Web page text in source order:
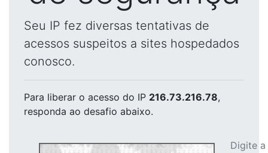
Seu IP fez diversas tentativas de
acessos suspeitos a sites hospedados
conosco.
Para liberar o acesso do IP 216.73.216.78,
responda ao desafio abaixo.
Digite